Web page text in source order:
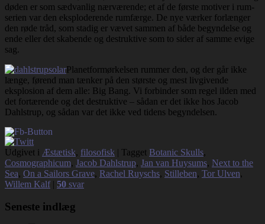
døden er som sædvanlig nærværende; et af de første motiver i rum-
serien var den eksploderende rumfærge. De nye værker forlænger
den røde tråd, som stadig er vævet sammen af både begyndelse og
ende eller det skabende og destruktive som to sider af samme evige
sag.
Planetformørkelsen rummer den, og der går ikke
længe, førend man tænker på den største og mest livgivende
eksplosion af dem alle: Big Bang. Vi forbinder som regel ilden med
det fortærende og det destruktive – sådan er det ikke hos Jacob
Dahlstrup, og sådan var det ikke ved tidens begyndelsen.
Udgivet i Æstætisk, filosofisk | Tagget Botanic Skulls,
Cosmographicum, Jacob Dahlstrup, Jan van Huysums, Next to the
Sea, On a Sailors Grave, Rachel Ruyschs, Stilleben, Tor Ulven,
Willem Kalf | 50 svar
Seneste indlæg